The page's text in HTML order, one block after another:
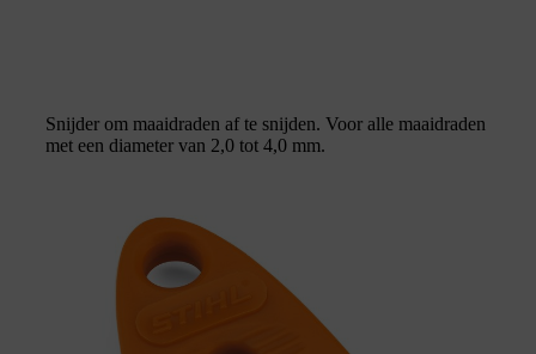
Snijder om maaidraden af te snijden. Voor alle maaidraden
met een diameter van 2,0 tot 4,0 mm.